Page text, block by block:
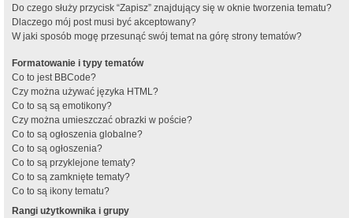
Do czego służy przycisk “Zapisz” znajdujący się w oknie tworzenia tematu?
Dlaczego mój post musi być akceptowany?
W jaki sposób mogę przesunąć swój temat na górę strony tematów?
Formatowanie i typy tematów
Co to jest BBCode?
Czy można używać języka HTML?
Co to są są emotikony?
Czy można umieszczać obrazki w poście?
Co to są ogłoszenia globalne?
Co to są ogłoszenia?
Co to są przyklejone tematy?
Co to są zamknięte tematy?
Co to są ikony tematu?
Rangi użytkownika i grupy